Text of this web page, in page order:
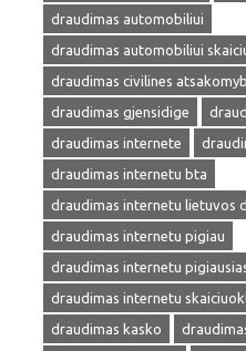
draudimas automobiliui
draudimas automobiliui
draudimas civilines
draudimas gjensidige
draudimas internete
draudimas internetu bta
draudimas internetu lietuvos
draudimas internetu pigiau
draudimas internetu
draudimas internetu
draudimas kasko